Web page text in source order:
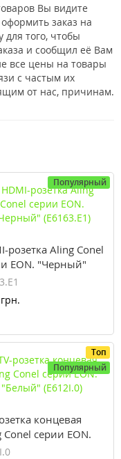
Вы видите
заказ на
того, чтобы
и сообщил её Вам
все цены на товары
с частым их
от нас, причинам.
Популярный
розетка Aling Conel
EON. "Черный"
грн.
Топ
Популярный
концевая
Conel серии EON.
(E612I.0)